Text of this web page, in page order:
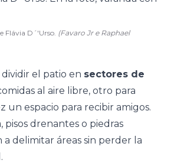
Flávia D´'Urso. (Favaro Jr e Raphael
el patio en sectores de
al aire libre, otro para
un espacio para recibir amigos.
, pisos drenantes o piedras
delimitar áreas sin perder la